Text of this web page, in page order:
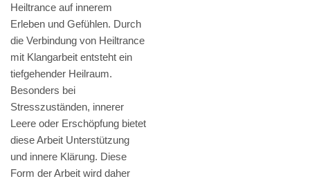
Heiltrance auf innerem
Erleben und Gefühlen. Durch
die Verbindung von Heiltrance
mit Klangarbeit entsteht ein
tiefgehender Heilraum.
Besonders bei
Stresszuständen, innerer
Leere oder Erschöpfung bietet
diese Arbeit Unterstützung
und innere Klärung. Diese
Form der Arbeit wird daher